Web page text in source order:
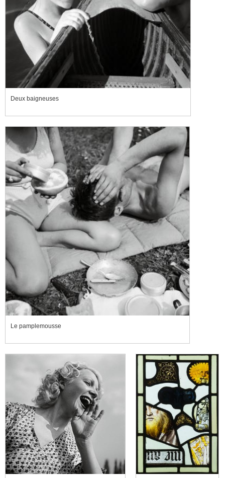
Deux baigneuses
Le pamplemousse